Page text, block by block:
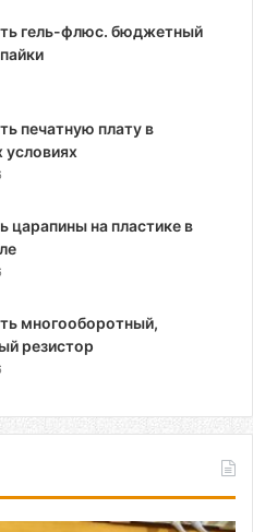
гель-флюс. бюджетный
печатную плату в
царапины на пластике в
многооборотный,
резистор